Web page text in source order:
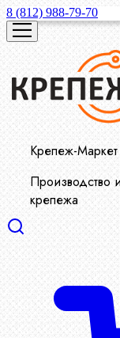
8 (812) 988-79-70
Крепеж-
Производство
крепежа